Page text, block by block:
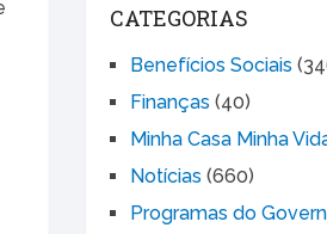
CATEGORIAS
Benefícios Sociais
Finanças (40)
Minha Casa Minha
Notícias (660)
Programas do